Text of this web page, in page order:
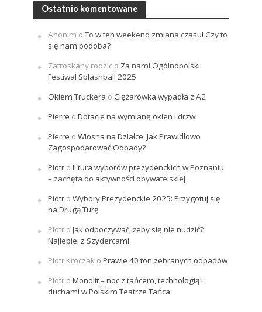
Ostatnio komentowane
Anonim oTo w ten weekend zmiana czasu! Czy to
się nam podoba?
Zatroskany rodzico Za nami Ogólnopolski
Festiwal Splashball 2025
Okiem Truckera o Ciężarówka wypadła z A2
Pierre o Dotacje na wymianę okien i drzwi
Pierre o Wiosna na Działce: Jak Prawidłowo
Zagospodarować Odpady?
Piotro II tura wyborów prezydenckich w Poznaniu
– zachęta do aktywności obywatelskiej
Piotro Wybory Prezydenckie 2025: Przygotuj się
na Drugą Turę
Piotro Jak odpoczywać, żeby się nie nudzić?
Najlepiej z Szydercami
Piotr Kroczako Prawie 40 ton zebranych odpadów
Piotro Monolit – noc z tańcem, technologią i
duchami w Polskim Teatrze Tańca